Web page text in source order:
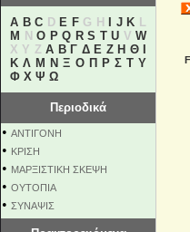
A B C D E FG H J K L
M
N O P Q R S T U V W
X Y ZΑ Β Γ Δ Ε Ζ Η Θ
Κ Λ Μ Ν Ξ Ο Π Ρ Σ Τ Υ
Φ Χ Ψ Ω
Περιοδικά
• ΑΝΤΙΓΟΝΗ
• ΚΡΙΣΗ
• ΜΑΡΞΙΣΤΙΚΗ ΣΚΕΨΗ
• ΟΥΤΟΠΙΑ
• ΣΥΝΑΨΙΣ